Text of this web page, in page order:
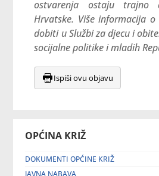
OPĆINA KRIŽ
DOKUMENTI OPĆINE KRIŽ
JAVNA NABAVA
ostvarenja ostaju trajno
Hrvatske. Više informacija
dobiti u Službi za djecu i
socijalne politike i mladih
Ispiši ovu objavu